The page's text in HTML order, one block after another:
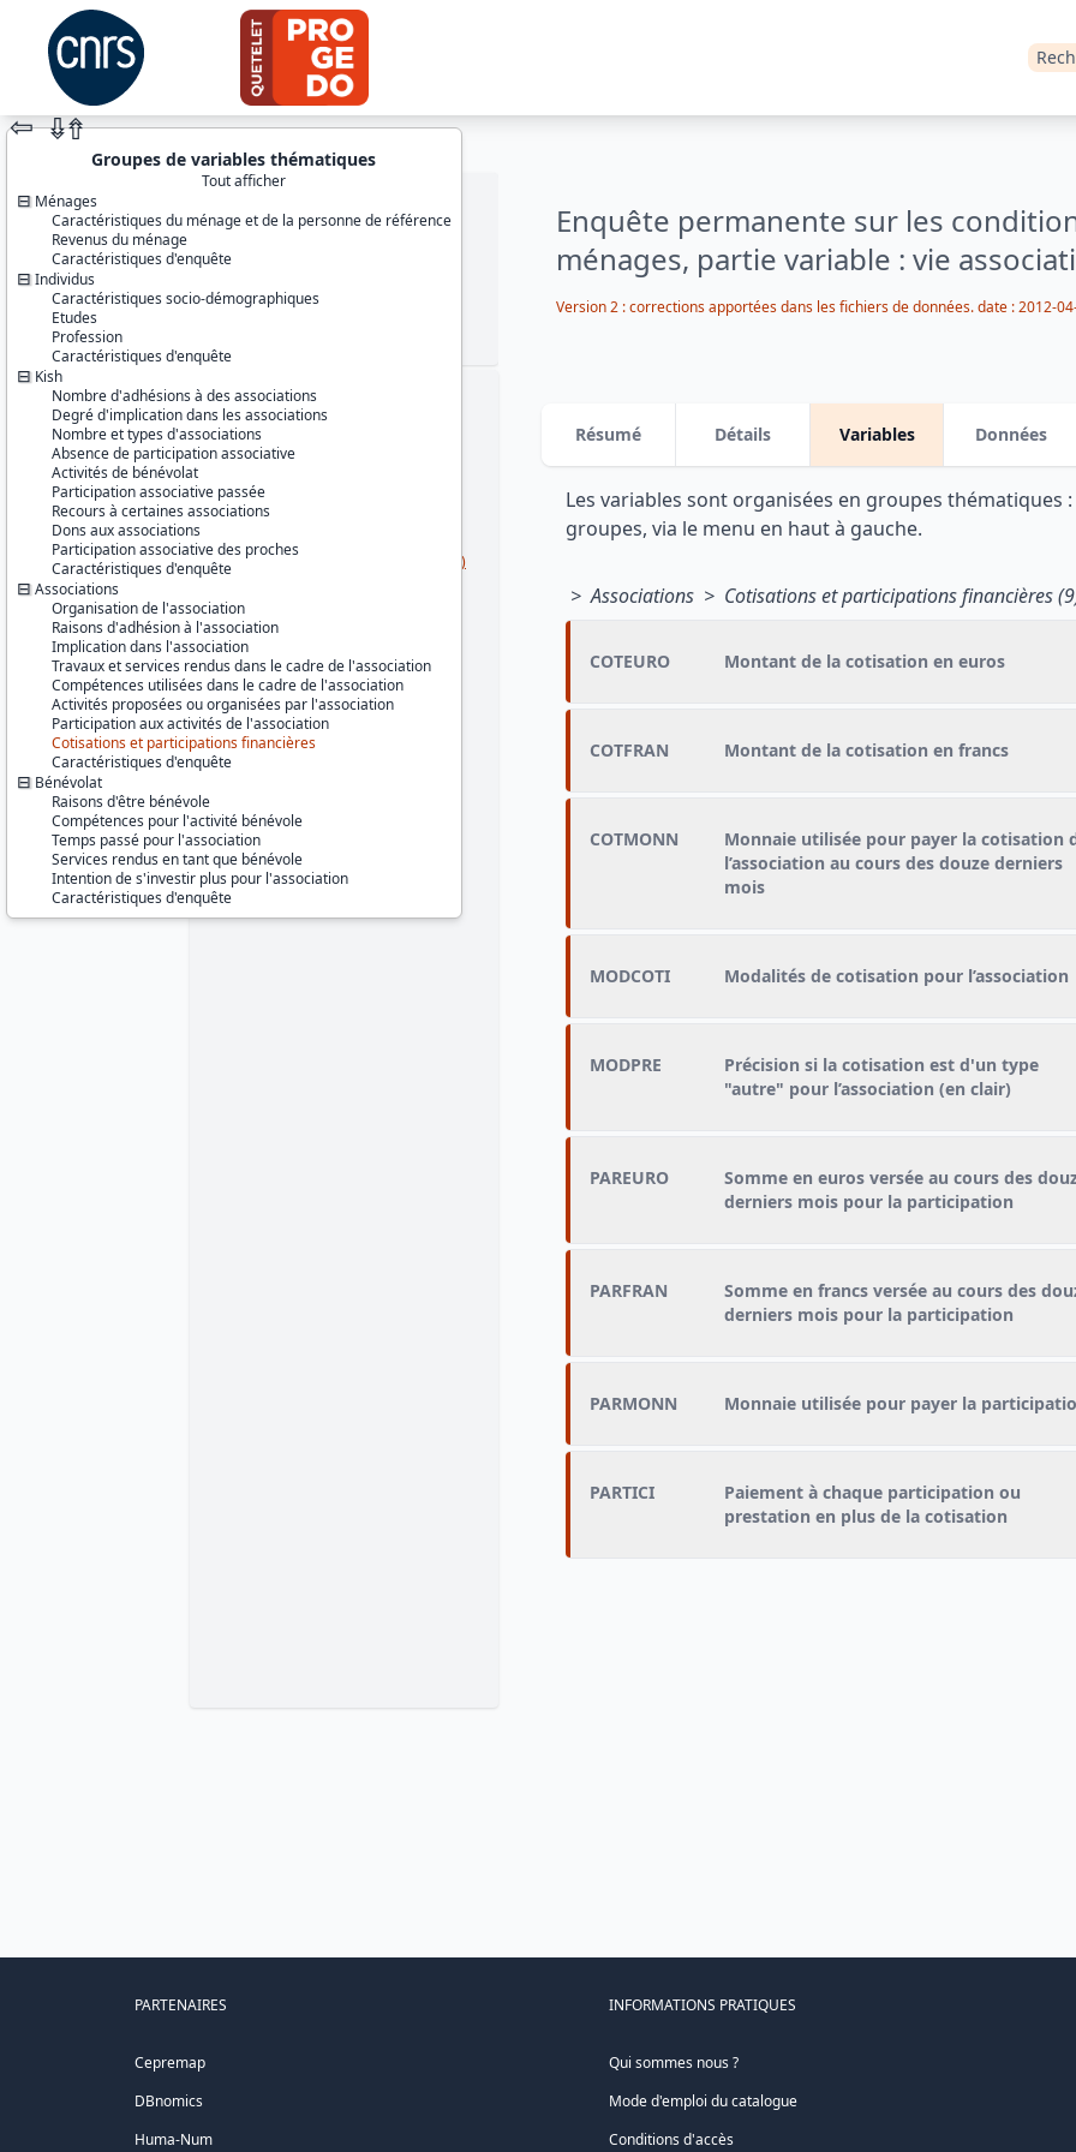
Enquête permanente sur les
ménages, partie variable : vie
Version 2 : corrections apportées dans les fichiers de données. date : 2012-
⇦ ⇮⇮
Groupes de variables thématiques
Tout afficher
Ménages
Caractéristiques du ménage et de la personne de référence
Revenus du ménage
Caractéristiques d'enquête
Individus
Caractéristiques socio-démographiques
Etudes
Profession
Caractéristiques d'enquête
Kish
Nombre d'adhésions à des associations
Degré d'implication dans les associations
Nombre et types d'associations
Absence de participation associative
Activités de bénévolat
Participation associative passée
Recours à certaines associations
Dons aux associations
Participation associative des proches
Caractéristiques d'enquête
Associations
Organisation de l'association
Raisons d'adhésion à l'association
Implication dans l'association
Travaux et services rendus dans le cadre de l'association
Compétences utilisées dans le cadre de l'association
Activités proposées ou organisées par l'association
Participation aux activités de l'association
Cotisations et participations financières
Caractéristiques d'enquête
Bénévolat
Raisons d'être bénévole
Compétences pour l'activité bénévole
Temps passé pour l'association
Services rendus en tant que bénévole
Intention de s'investir plus pour l'association
Caractéristiques d'enquête
Identifiants :
lil-0158
doi:10.13144/lil-0158
Thème :
Conditions de vie et société
Série :Enquête Permanente sur les
Conditions de Vie des ménages (EPCV)
Couverture géographique :
France métropolitaine
Producteur :
INSEE
Diffuseur :
Progedo-Adisp
Résumé Détails Variables Données
Les variables sont organisées en groupes thématiques
groupes, via le menu en haut à gauche.
> Associations > Cotisations et participations financières
COTEURO Montant de la cotisation en euros
COTFRAN Montant de la cotisation en francs
COTMONN
Monnaie utilisée pour payer la cotisation
l’association au cours des douze derniers
mois
MODCOTI Modalités de cotisation pour l’association
MODPRE
Précision si la cotisation est d'un type
"autre" pour l’association (en clair)
PAREURO
Somme en euros versée au cours des
derniers mois pour la participation
PARFRAN
Somme en francs versée au cours des
derniers mois pour la participation
PARMONN Monnaie utilisée pour payer la
PARTICI
Paiement à chaque participation ou
prestation en plus de la cotisation
PARTENAIRES
Cepremap
DBnomics
Huma-Num
INFORMATIONS PRATIQUES
Qui sommes nous ?
Mode d'emploi du catalogue
Conditions d'accès